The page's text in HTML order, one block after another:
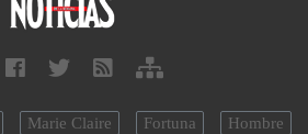
Marie Claire Fortuna Hombre